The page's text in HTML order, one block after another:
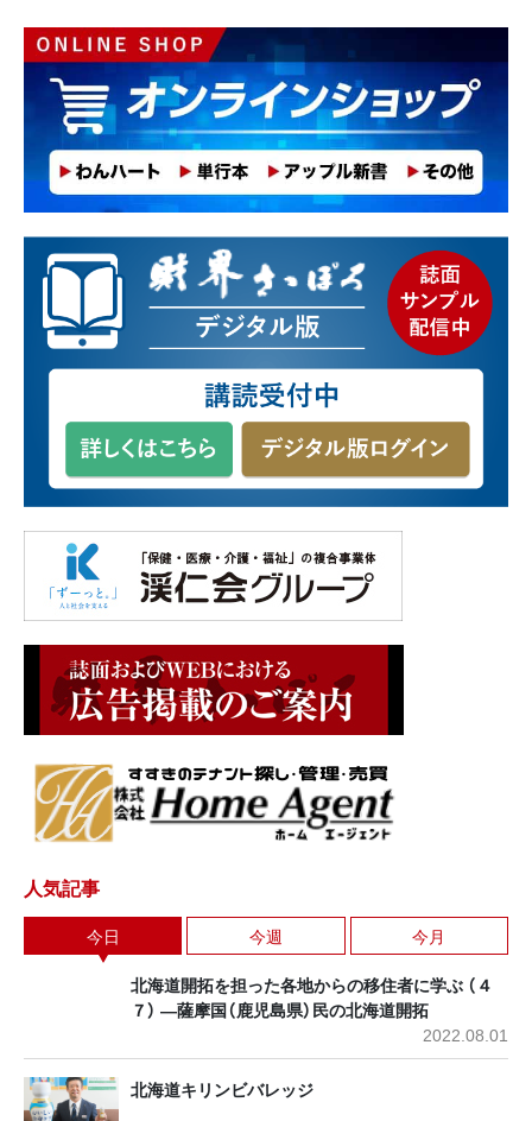
人気記事
今日 今週 今月
北海道開拓を担った各地からの移住者に学ぶ （４
７） ―薩摩国（鹿児島県）民の北海道開拓
2022.08.01
北海道キリンビバレッジ